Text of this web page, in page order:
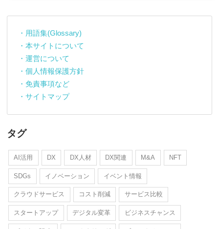
・用語集(Glossary)
・本サイトについて
・運営について
・個人情報保護方針
・免責事項など
・サイトマップ
タグ
AI活用 DX DX人材 DX関連 M&A NFT
SDGs イノベーション イベント情報
クラウドサービス コスト削減 サービス比較
スタートアップ デジタル変革 ビジネスチャンス